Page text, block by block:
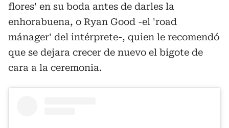
flores' en su boda antes de darles la
enhorabuena, o Ryan Good -el 'road
mánager' del intérprete-, quien le recomendó
que se dejara crecer de nuevo el bigote de
cara a la ceremonia.